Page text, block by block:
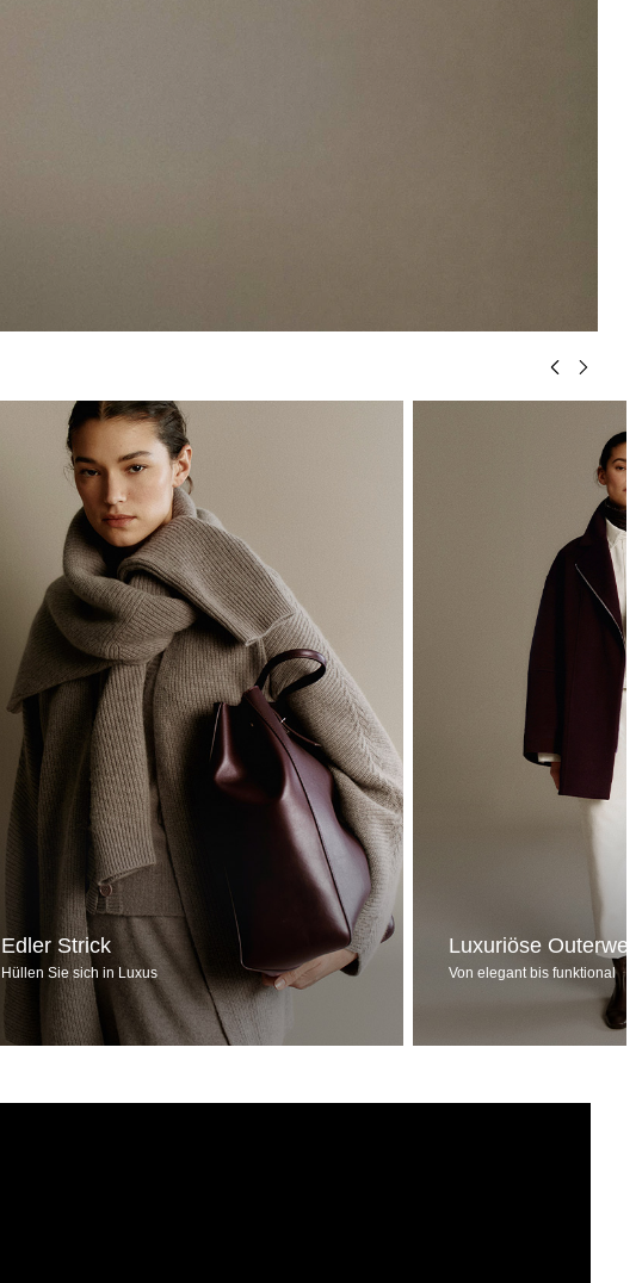
Edler Strick
Hüllen Sie sich in Luxus
Luxuriöse
Von elegant bis funktional